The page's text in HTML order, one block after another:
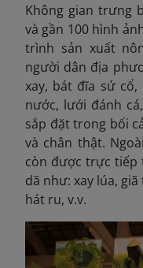
Không gian trưng
và gần 100 hình
trình sản xuất
người dân địa
xay, bát đĩa sứ
nước, lưới đánh
sắp đặt trong bối
và chân thật.
còn được trực tiếp
dã như: xay lúa,
hát ru, v.v.